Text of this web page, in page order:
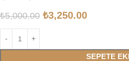
₺5,000.00 ₺3,250.00
SEPETE